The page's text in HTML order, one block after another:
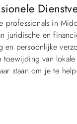
professionals in
juridische en
en persoonlijke
toewijding van
staan om je te